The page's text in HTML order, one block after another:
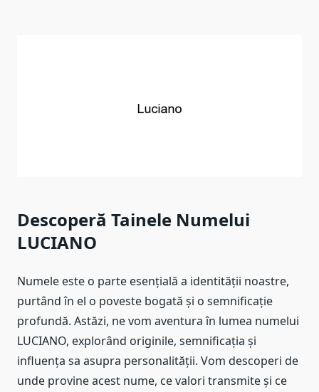
Descoperă Tainele Numelui
LUCIANO
Numele este o parte esențială a identității noastre,
purtând în el o poveste bogată și o semnificație
profundă. Astăzi, ne vom aventura în lumea numelui
LUCIANO, explorând originile, semnificația și
influența sa asupra personalității. Vom descoperi de
unde provine acest nume, ce valori transmite și ce